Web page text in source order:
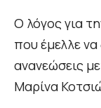
Ο λόγος για
που έμελλε
ανανεώσεις
Μαρίνα